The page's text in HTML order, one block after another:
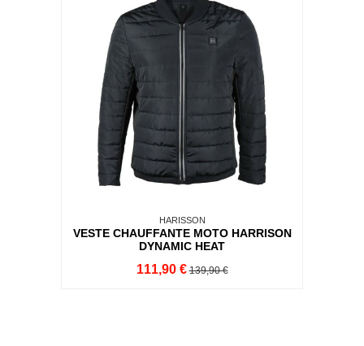
HARISSON
VESTE CHAUFFANTE MOTO HARRISON
DYNAMIC HEAT
111,90 € 139,90 €